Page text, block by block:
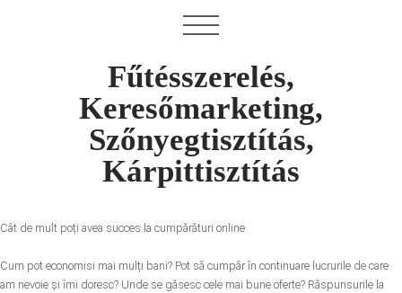
Fűtésszerelés,
Keresőmarketing,
Szőnyegtisztítás,
Kárpittisztítás
Cât de mult poți avea succes la cumpărături online
Cum pot economisi mai mulți bani? Pot să cumpăr în continuare lucrurile de care
am nevoie și îmi doresc? Unde se găsesc cele mai bune oferte? Răspunsurile la